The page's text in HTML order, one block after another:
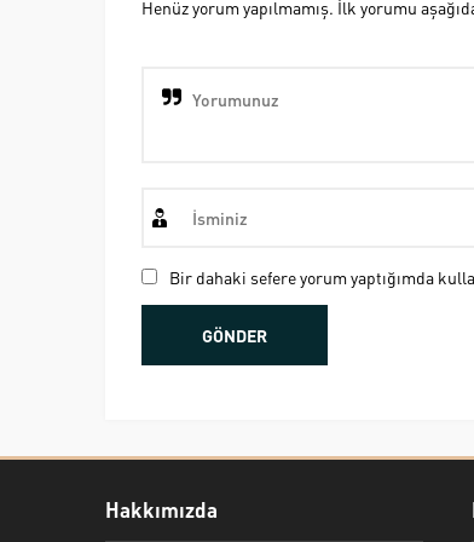
Henüz yorum yapılmamış. İlk yorumu
Bir dahaki sefere yorum yaptığımda
Hakkımızda